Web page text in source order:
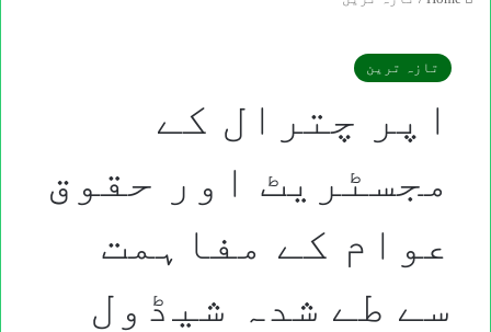
تازہ ترین
اپر چترال کے
مجسٹریٹ اور حقوق
عوام کے مفاہمت
سے طے شدہ شیڈول